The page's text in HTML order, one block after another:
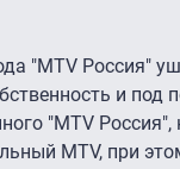
"MTV Россия"
и
"MTV
MTV, при